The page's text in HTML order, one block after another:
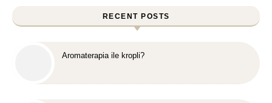
RECENT POSTS
Aromaterapia ile kropli?